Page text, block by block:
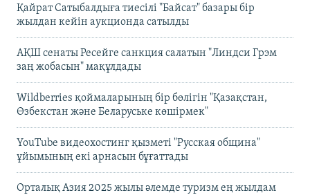
Қайрат Сатыбалдыға тиесілі "Байсат" базары бір
жылдан кейін аукционда сатылды
АҚШ сенаты Ресейге санкция салатын "Линдси Грэм
заң жобасын" мақұлдады
Wildberries қоймаларының бір бөлігін "Қазақстан,
Өзбекстан және Беларуське көшірмек"
YouTube видеохостинг қызметі "Русская община"
ұйымының екі арнасын бұғаттады
Орталық Азия 2025 жылы әлемде туризм ең жылдам